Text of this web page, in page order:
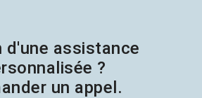
d'une assistance
?
un appel.